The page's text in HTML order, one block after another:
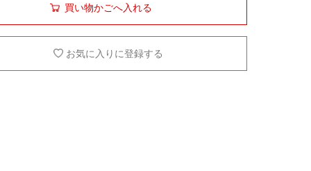
買い物かごへ入れる
お気に入りに登録する